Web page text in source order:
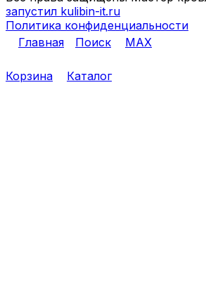
запустил kulibin-it.ru
Политика конфиденциальности
Главная
Поиск MAX
Корзина Каталог